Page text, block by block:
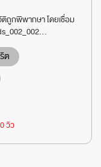
ถูกพิพากษา โดยเชื่อม
ต
วิว